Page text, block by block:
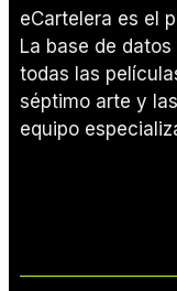
eCartelera es el
La base de
todas las
séptimo arte y
equipo